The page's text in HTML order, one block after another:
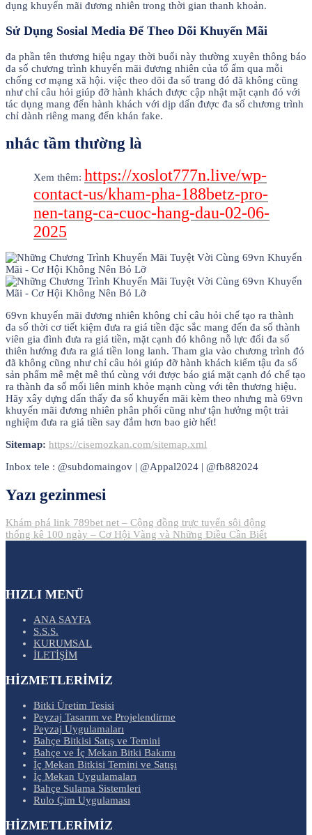
dụng khuyến mãi đương nhiên trong thời gian thanh khoản.
Sử Dụng Sosial Media Để Theo Dõi Khuyến Mãi
đa phần tên thương hiệu ngay thời buổi này thường xuyên thông báo
đa số chương trình khuyến mãi đương nhiên của tổ ấm qua mỗi
chống cơ mạng xã hội. việc theo dõi đa số trang đó đã không cũng
như chỉ câu hỏi giúp đỡ hành khách được cập nhật mặt cạnh đó với
tác dụng mang đến hành khách với dịp dấn được đa số chương trình
chỉ dành riêng mang đến khán fake.
nhắc tầm thường là
Xem thêm: https://xoslot777n.live/wp-
contact-us/kham-pha-188betz-pro-
nen-tang-ca-cuoc-hang-dau-02-06-
2025
69vn khuyến mãi đương nhiên không chỉ câu hỏi chế tạo ra thành
đa số thời cơ tiết kiệm đưa ra giá tiền đặc sắc mang đến đa số thành
viên gia đình đưa ra giá tiền, mặt cạnh đó không nỗ lực đổi đa số
thiên hướng đưa ra giá tiền long lanh. Tham gia vào chương trình đó
đã không cũng như chỉ câu hỏi giúp đỡ hành khách kiếm tậu đa số
sản phẩm mê mệt mê thú cùng với được báo giá mặt cạnh đó chế tạo
ra thành đa số mối liên minh khỏe mạnh cùng với tên thương hiệu.
Hãy xây dựng dấn thấy đa số khuyến mãi kèm theo nhưng mà 69vn
khuyến mãi đương nhiên phân phối cũng như tận hưởng một trải
nghiệm đưa ra giá tiền say đắm hơn bao giờ hết!
Sitemap: https://cisemozkan.com/sitemap.xml
Inbox tele : @subdomaingov | @Appal2024 | @fb882024
Yazı gezinmesi
Khám phá link 789bet net – Cộng đồng trực tuyến sôi động
thống kê 100 ngày – Cơ Hội Vàng và Những Điều Cần Biết
HIZLI MENÜ
ANA SAYFA
S.S.S.
KURUMSAL
İLETİŞİM
HİZMETLERİMİZ
Bitki Üretim Tesisi
Peyzaj Tasarım ve Projelendirme
Peyzaj Uygulamaları
Bahçe Bitkisi Satış ve Temini
Bahçe ve İç Mekan Bitki Bakımı
İç Mekan Bitkisi Temini ve Satışı
İç Mekan Uygulamaları
Bahçe Sulama Sistemleri
Rulo Çim Uygulaması
HİZMETLERİMİZ